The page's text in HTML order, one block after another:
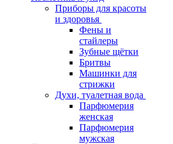
Приборы для красоты
и здоровья
Фены и
стайлеры
Зубные щётки
Бритвы
Машинки для
стрижки
Духи, туалетная вода
Парфюмерия
женская
Парфюмерия
мужская